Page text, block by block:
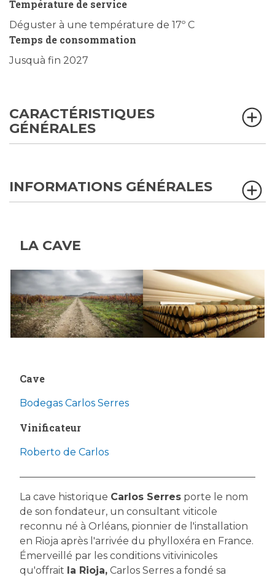
Température de service
Déguster à une température de 17º C
Temps de consommation
Jusquà fin 2027
CARACTÉRISTIQUES
GÉNÉRALES
INFORMATIONS GÉNÉRALES
LA CAVE
Cave
Bodegas Carlos Serres
Vinificateur
Roberto de Carlos
La cave historique Carlos Serres porte le nom
de son fondateur, un consultant viticole
reconnu né à Orléans, pionnier de l'installation
en Rioja après l'arrivée du phylloxéra en France.
Émerveillé par les conditions vitivinicoles
qu'offrait la Rioja, Carlos Serres a fondé sa